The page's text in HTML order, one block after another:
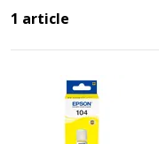
1 article